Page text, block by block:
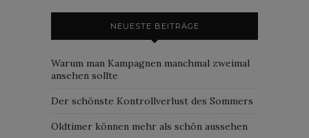
NEUESTE BEITRÄGE
Warum man Kampagnen manchmal zweimal
ansehen sollte
Der schönste Kontrollverlust des Sommers
Oldtimer können mehr als schön aussehen